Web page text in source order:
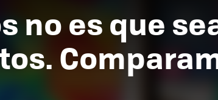
no es que